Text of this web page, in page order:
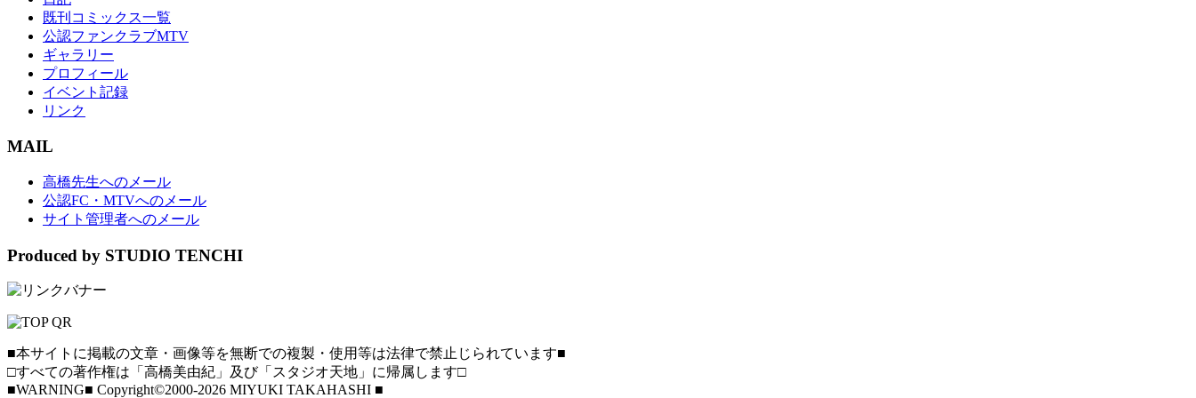
既刊コミックス一覧
公認ファンクラブMTV
ギャラリー
プロフィール
イベント記録
リンク
MAIL
高橋先生へのメール
公認FC・MTVへのメール
サイト管理者へのメール
Produced by STUDIO TENCHI
■本サイトに掲載の文章・画像等を無断での複製・使用等は法律で禁止じられています■
□すべての著作権は「高橋美由紀」及び「スタジオ天地」に帰属します□
■WARNING■ Copyright©2000-2026 MIYUKI TAKAHASHI ■